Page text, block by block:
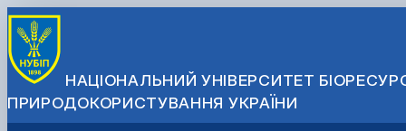
НАЦІОНАЛЬНИЙ УНІВЕРСИТЕТ
ПРИРОДОКОРИСТУВАННЯ УКРАЇНИ